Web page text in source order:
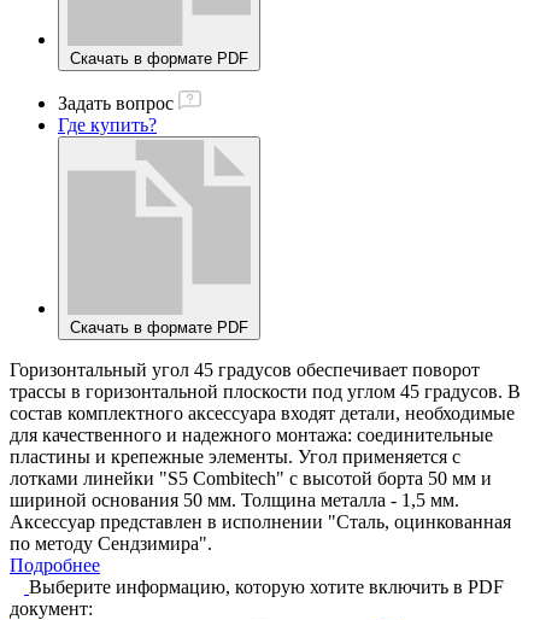
Скачать в формате PDF
Задать вопрос
Где купить?
Скачать в формате PDF
Горизонтальный угол 45 градусов обеспечивает поворот
трассы в горизонтальной плоскости под углом 45 градусов. В
состав комплектного аксессуара входят детали, необходимые
для качественного и надежного монтажа: соединительные
пластины и крепежные элементы. Угол применяется с
лотками линейки "S5 Combitech" с высотой борта 50 мм и
шириной основания 50 мм. Толщина металла - 1,5 мм.
Аксессуар представлен в исполнении "Сталь, оцинкованная
по методу Сендзимира".
Подробнее
Выберите информацию, которую хотите включить в PDF
документ: